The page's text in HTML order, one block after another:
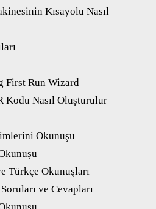
Kısayolu Nasıl
First Run Wizard
Kodu Nasıl Oluşturulur
Okunuşu
Türkçe Okunuşları
ve Cevapları